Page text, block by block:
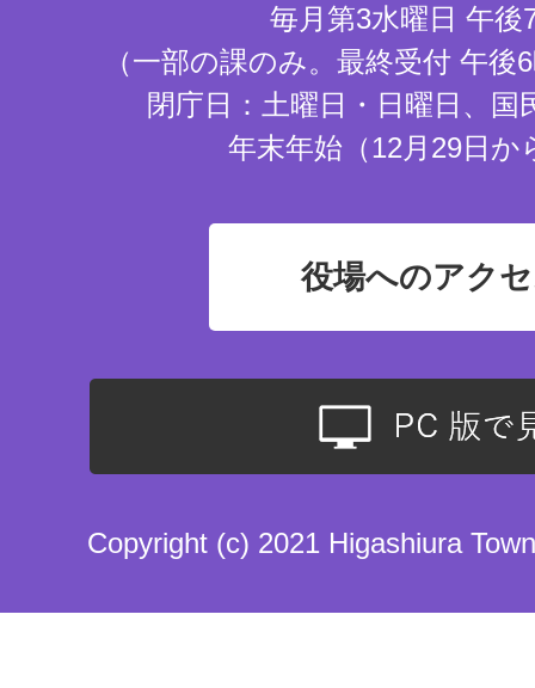
毎月第3水曜日 午後
（一部の課のみ。最終受付 午
閉庁日：土曜日・日曜日、国
年末年始（12月29日か
役場へのアク
Copyright (c) 2021 Higashiura